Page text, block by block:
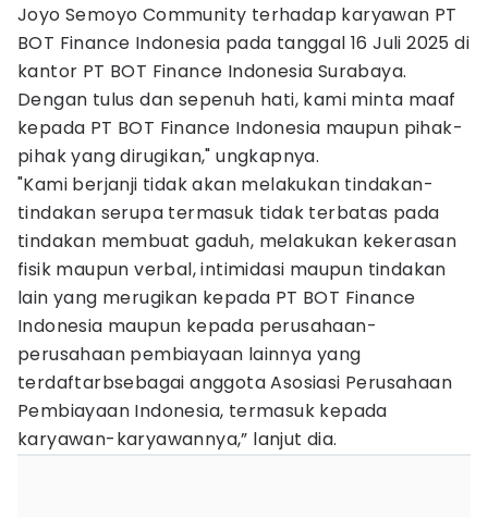
Joyo Semoyo Community terhadap karyawan PT
BOT Finance Indonesia pada tanggal 16 Juli 2025 di
kantor PT BOT Finance Indonesia Surabaya.
Dengan tulus dan sepenuh hati, kami minta maaf
kepada PT BOT Finance Indonesia maupun pihak-
pihak yang dirugikan," ungkapnya.
"Kami berjanji tidak akan melakukan tindakan-
tindakan serupa termasuk tidak terbatas pada
tindakan membuat gaduh, melakukan kekerasan
fisik maupun verbal, intimidasi maupun tindakan
lain yang merugikan kepada PT BOT Finance
Indonesia maupun kepada perusahaan-
perusahaan pembiayaan lainnya yang
terdaftarbsebagai anggota Asosiasi Perusahaan
Pembiayaan Indonesia, termasuk kepada
karyawan-karyawannya,” lanjut dia.